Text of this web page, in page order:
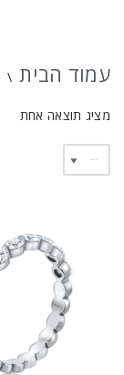
עמוד הבית \
מציג תוצאה אחת